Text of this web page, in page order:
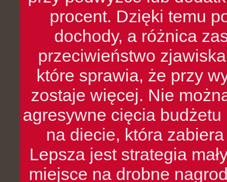
procent. Dzięki temu
dochody, a różnica
przeciwieństwo
które sprawia, że przy
zostaje więcej. Nie
agresywne cięcia
na diecie, która
Lepsza jest strategia
miejsce na drobne